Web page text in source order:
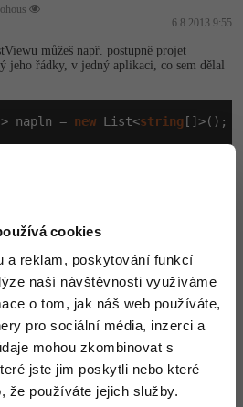
cookies
a reklam, poskytování funkcí
naší návštěvnosti využíváme
o tom, jak náš web používáte,
pro sociální média, inzerci a
mohou zkombinovat s
jste jim poskytli nebo které
že používáte jejich služby.
-30%
-80%
6.8.2013 9:55
můžeš např. postupně projet
jeho řádky, v jedný aplikaci, co sem dělal
napln = new List<string
==
item
[] zaznam = new string 5 ];
=
true;
vystupu
] = MajetekID.ToString();
j = 0; j < zaznam.Length -
=